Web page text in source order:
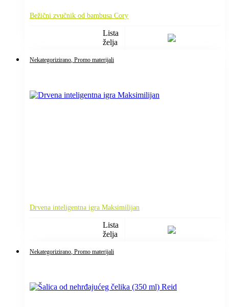
Bežični zvučnik od bambusa Cory
Lista
želja
Nekategorizirano , Promo materijali
Drvena inteligentna igra Maksimilijan
Lista
želja
Nekategorizirano , Promo materijali